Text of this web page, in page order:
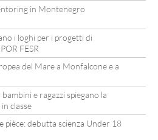
in Montenegro
i loghi per i progetti di
FESR
del Mare a Monfalcone e a
e ragazzi spiegano la
classe
pièce: debutta scienza Under 18